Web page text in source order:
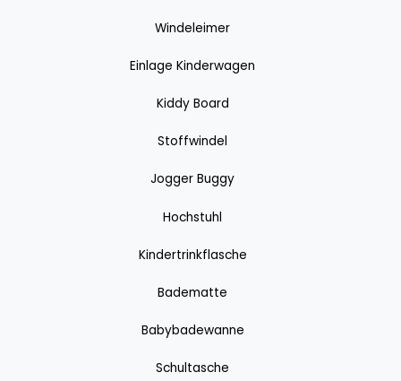
Windeleimer
Einlage Kinderwagen
Kiddy Board
Stoffwindel
Jogger Buggy
Hochstuhl
Kindertrinkflasche
Badematte
Babybadewanne
Schultasche